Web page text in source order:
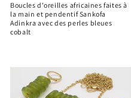
Boucles d'oreilles africaines faites à
la main et pendentif Sankofa
Adinkra avec des perles bleues
cobalt